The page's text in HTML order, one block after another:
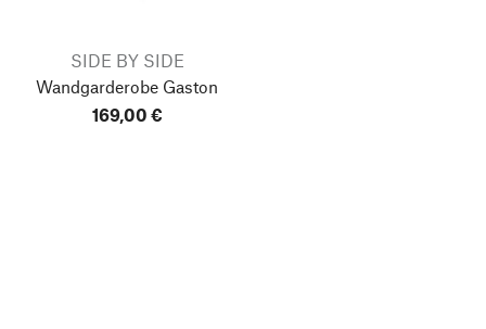
SIDE BY SIDE
Wandgarderobe Gaston
169,00 €